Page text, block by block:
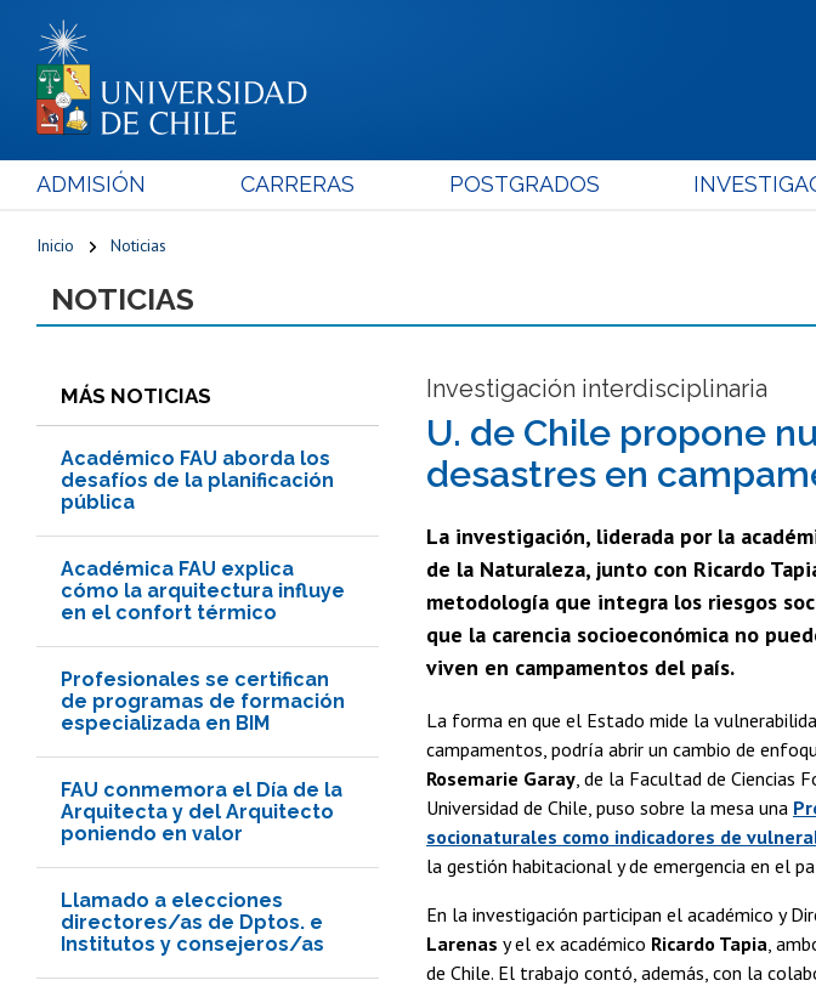
ADMISIÓN CARRERAS POSTGRADOS
Inicio Noticias
NOTICIAS
MÁS NOTICIAS
Académico FAU aborda los
desafíos de la planificación
pública
Académica FAU explica
cómo la arquitectura influye
en el confort térmico
Profesionales se certifican
de programas de formación
especializada en BIM
FAU conmemora el Día de la
Arquitecta y del Arquitecto
poniendo en valor
Llamado a elecciones
directores/as de Dptos. e
Institutos y consejeros/as
Investigación interdisciplinaria
U. de Chile propone
desastres en
La investigación, liderada por la
de la Naturaleza, junto con Ricardo
metodología que integra los riesgos
que la carencia socioeconómica no
viven en campamentos del país.
La forma en que el Estado mide la
campamentos, podría abrir un cambio de
Rosemarie Garay , de la Facultad de Ciencias
Universidad de Chile, puso sobre la mesa una
socionaturales como indicadores de
la gestión habitacional y de emergencia en el
En la investigación participan el académico y
Larenas y el ex académico Ricardo Tapia ,
de Chile. El trabajo contó, además, con la